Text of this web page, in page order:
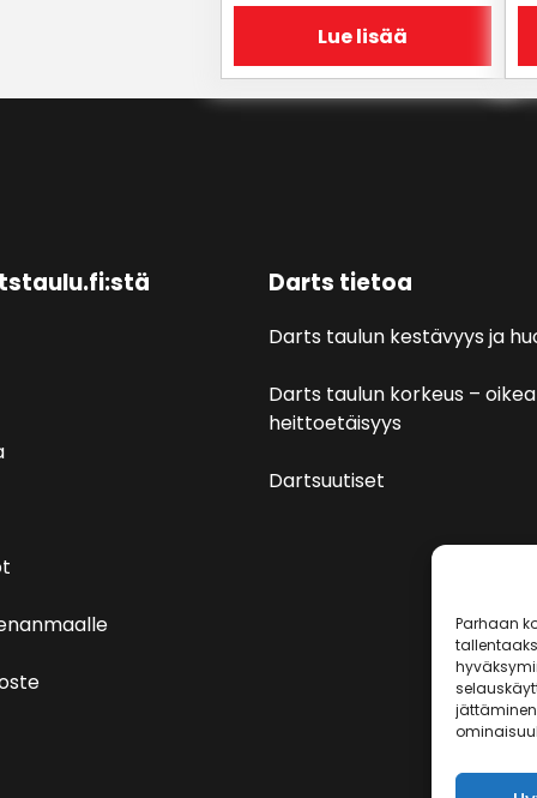
Parhaan
Lue lisää
Darts tietoa
Darts taulun kestävyys ja
Darts taulun korkeus –
heittoetäisyys
Dartsuutiset